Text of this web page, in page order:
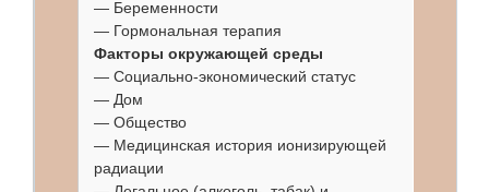
— Беременности
— Гормональная терапия
Факторы окружающей среды
— Социально-экономический статус
— Дом
— Общество
— Медицинская история ионизирующей
радиации